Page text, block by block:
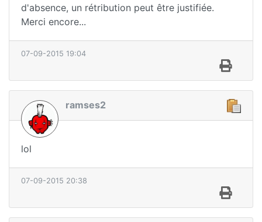
d'absence, un rétribution peut être justifiée.
Merci encore...
07-09-2015 19:04
ramses2
lol
07-09-2015 20:38